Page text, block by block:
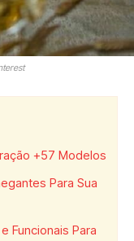
+57 Modelos
Para Sua
Funcionais Para